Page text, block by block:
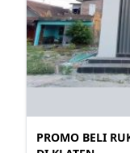
PROMO BELI